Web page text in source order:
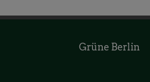
Grüne Berlin